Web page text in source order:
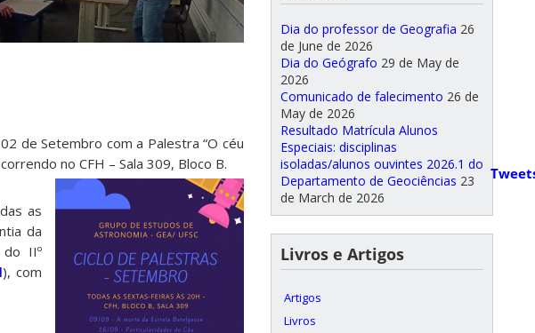
de Setembro com a Palestra “O céu
no CFH – Sala 309, Bloco B.
as
da
IIº
), com
Dia do professor de Geografia 26
de June de 2026
Dia do Geógrafo 29 de May de
2026
Comunicado de falecimento 26 de
May de 2026
Resultado Matrícula Alunos
Especiais: disciplinas
isoladas/alunos ouvintes 2026.1 do
Departamento de Geociências 23
de March de 2026
Livros e Artigos
Artigos
Livros